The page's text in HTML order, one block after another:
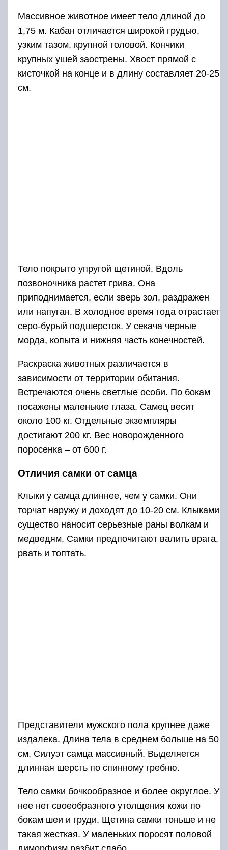
Массивное животное имеет тело длиной до
1,75 м. Кабан отличается широкой грудью,
узким тазом, крупной головой. Кончики
крупных ушей заострены. Хвост прямой с
кисточкой на конце и в длину составляет 20-25
см.
Тело покрыто упругой щетиной. Вдоль
позвоночника растет грива. Она
приподнимается, если зверь зол, раздражен
или напуган. В холодное время года отрастает
серо-бурый подшерсток. У секача черные
морда, копыта и нижняя часть конечностей.
Раскраска животных различается в
зависимости от территории обитания.
Встречаются очень светлые особи. По бокам
посажены маленькие глаза. Самец весит
около 100 кг. Отдельные экземпляры
достигают 200 кг. Вес новорожденного
поросенка – от 600 г.
Отличия самки от самца
Клыки у самца длиннее, чем у самки. Они
торчат наружу и доходят до 10-20 см. Клыками
существо наносит серьезные раны волкам и
медведям. Самки предпочитают валить врага,
рвать и топтать.
Представители мужского пола крупнее даже
издалека. Длина тела в среднем больше на 50
см. Силуэт самца массивный. Выделяется
длинная шерсть по спинному гребню.
Тело самки бочкообразное и более округлое. У
нее нет своеобразного утолщения кожи по
бокам шеи и груди. Щетина самки тоньше и не
такая жесткая. У маленьких поросят половой